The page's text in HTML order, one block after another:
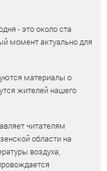
- это около ста
момент актуально для
материалы о
жителей нашего
читателям
области на
воздуха,